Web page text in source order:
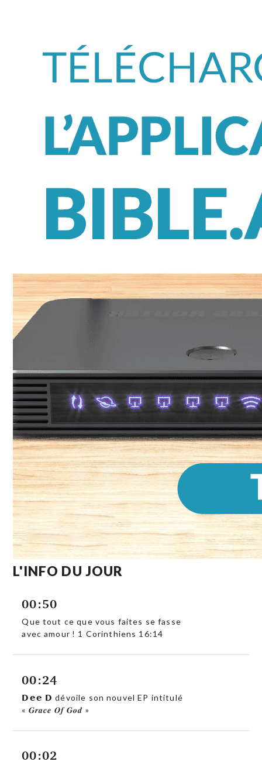
L'INFO DU JOUR
00:50
Que tout ce que vous faites se fasse
avec amour ! 1 Corinthiens 16:14
00:24
𝗗𝗲𝗲 𝗗 dévoile son nouvel EP intitulé
« 𝑮𝒓𝒂𝒄𝒆 𝑶𝒇 𝑮𝒐𝒅 »
00:02